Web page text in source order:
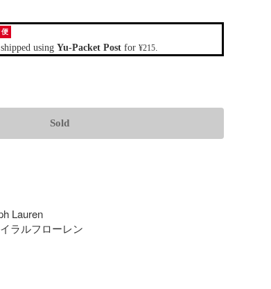
便
using Yu-Packet Postfor ¥215.
Sold
Lauren
ラルフローレン